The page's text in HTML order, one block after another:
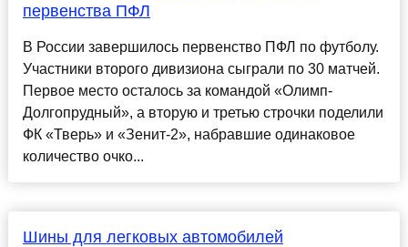
первенства ПФЛ
В России завершилось первенство ПФЛ по футболу.
Участники второго дивизиона сыграли по 30 матчей.
Первое место осталось за командой «Олимп-
Долгопрудный», а вторую и третью строчки поделили
ФК «Тверь» и «Зенит-2», набравшие одинаковое
количество очко...
Шины для легковых автомобилей